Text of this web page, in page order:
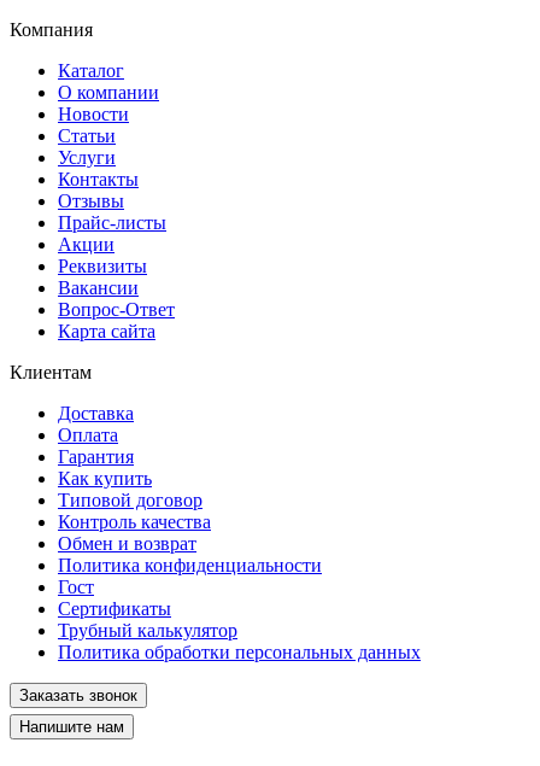
Компания
Каталог
О компании
Новости
Статьи
Услуги
Контакты
Отзывы
Прайс-листы
Акции
Реквизиты
Вакансии
Вопрос-Ответ
Карта сайта
Клиентам
Доставка
Оплата
Гарантия
Как купить
Типовой договор
Контроль качества
Обмен и возврат
Политика конфиденциальности
Гост
Сертификаты
Трубный калькулятор
Политика обработки персональных данных
Заказать звонок
Напишите нам